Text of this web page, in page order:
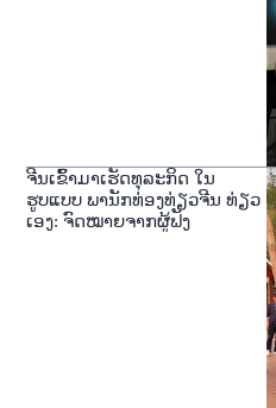
ຈີນເຂົ້າມາເຮັດທຸລະກິດ ໃນ
ຮູບແບບ ພານັກທ່ອງທ່ຽວຈີນ ທ່ຽວ
ເອງ: ຈົດໝາຍຈາກຜູ້ຟັງ